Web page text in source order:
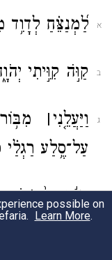
א לַ֝מְנַצֵּ֗חַ לְדָוִ֥ד
ב קַוֺּ֣ה קִוִּ֣יתִי
ג וַיַּעֲלֵ֤נִי׀
עַל־סֶ֥לַע רַגְלַ֗י
וַיִּתֵּ֬ן בְּפִ֨י׀
רַבִּ֣ים וְיִירָ֑אוּ
possible on
Learn More.